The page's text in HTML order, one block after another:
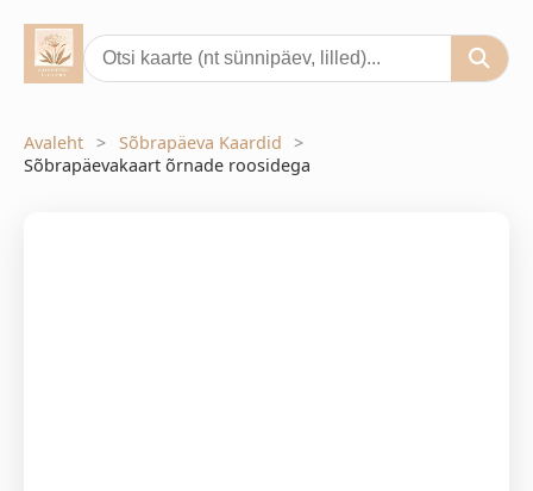
Avaleht
Sõbrapäeva Kaardid
Sõbrapäevakaart õrnade roosidega